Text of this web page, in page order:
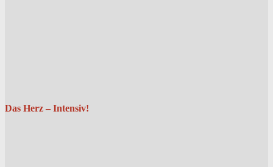
Das Herz – Intensiv!